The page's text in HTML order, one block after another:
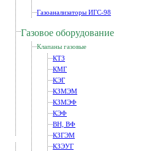
Газоанализаторы ИГС-98
Газовое оборудование
Клапаны газовые
КТЗ
КМГ
КЭГ
КЗМЭМ
КЗМЭФ
КЭФ
ВН, ВФ
КЗГЭМ
КЗЭУГ